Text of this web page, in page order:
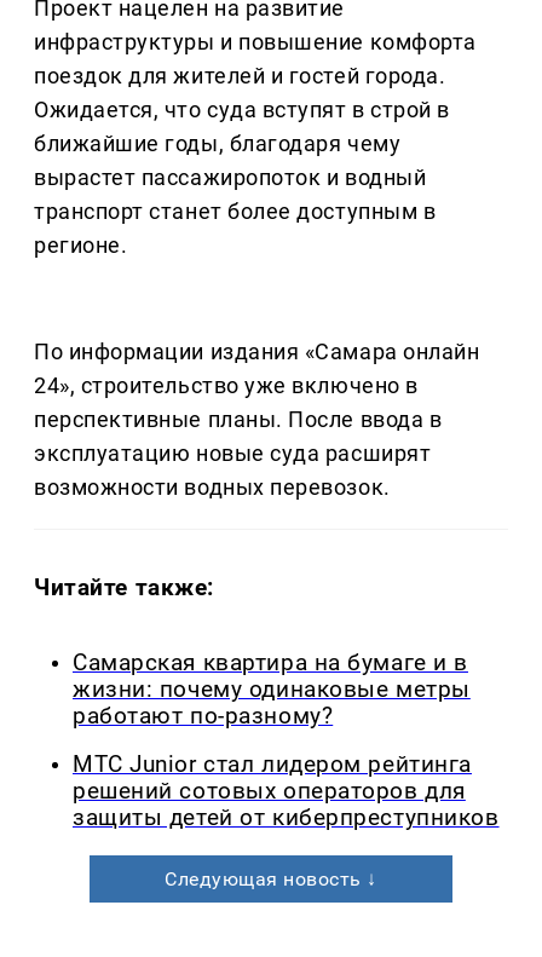
Проект нацелен на развитие
инфраструктуры и повышение комфорта
поездок для жителей и гостей города.
Ожидается, что суда вступят в строй в
ближайшие годы, благодаря чему
вырастет пассажиропоток и водный
транспорт станет более доступным в
регионе.
По информации издания «Самара онлайн
24», строительство уже включено в
перспективные планы. После ввода в
эксплуатацию новые суда расширят
возможности водных перевозок.
Читайте также:
Самарская квартира на бумаге и в
жизни: почему одинаковые метры
работают по-разному?
МТС Junior стал лидером рейтинга
решений сотовых операторов для
защиты детей от киберпреступников
Следующая новость ↓